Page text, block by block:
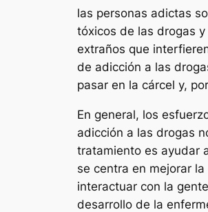
las personas adictas
tóxicos de las drogas
extraños que
de adicción a las
pasar en la cárcel y,
En general, los
adicción a las drogas
tratamiento es ayudar
se centra en mejorar
interactuar con la
desarrollo de la